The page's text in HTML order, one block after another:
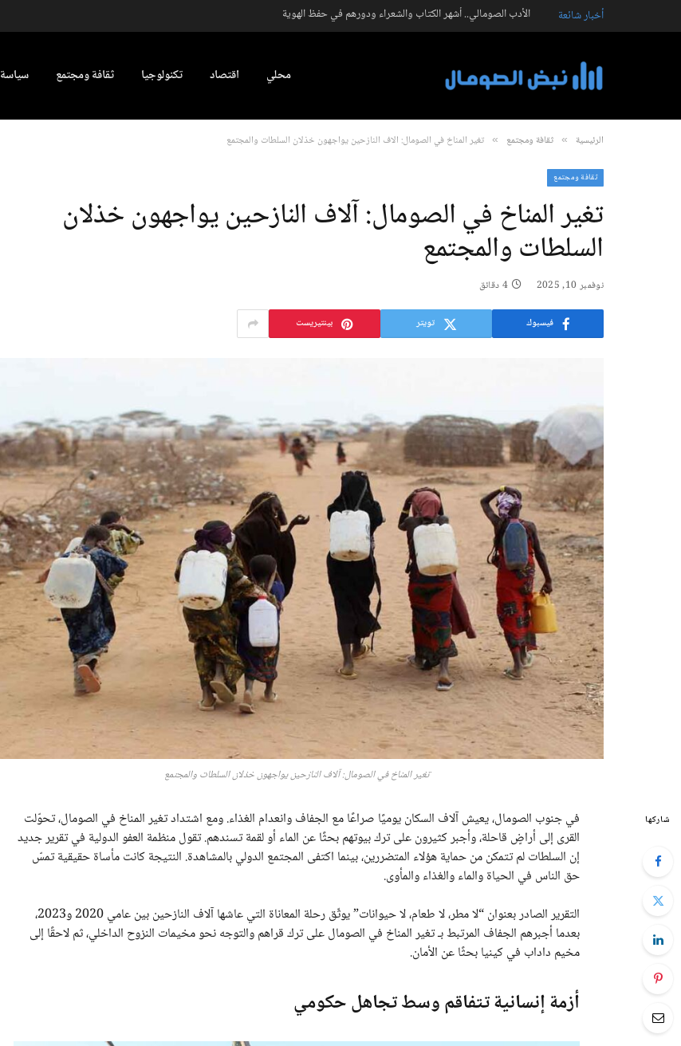
أخبار شائعة الأدب الصومالي.. أشهر الكتاب والشعراء ودورهم في حفظ الهوية
محلي اقتصاد تكنولوجيا ثقافة ومجتمع سياسة
الرئيسية » ثقافة ومجتمع » تغير المناخ في الصومال: آلاف النازحين يواجهون خذلان السلطات والمجتمع
ثقافة ومجتمع
تغير المناخ في الصومال: آلاف النازحين يواجهون خذلان
السلطات والمجتمع
نوفمبر 10, 2025 4 دقائق
فيسبوك تويتر بينتيريست
تغير المناخ في الصومال: آلاف النازحين يواجهون خذلان السلطات والمجتمع
شاركها
في جنوب الصومال، يعيش آلاف السكان يوميًا صراعًا مع الجفاف وانعدام الغذاء. ومع اشتداد تغير المناخ في الصومال، تحوّلت
القرى إلى أراضٍ قاحلة، وأجبر كثيرون على ترك بيوتهم بحثًا عن الماء أو لقمة تسندهم. تقول منظمة العفو الدولية في تقرير جديد
إن السلطات لم تتمكن من حماية هؤلاء المتضررين، بينما اكتفى المجتمع الدولي بالمشاهدة. النتيجة كانت مأساة حقيقية تمسّ
حق الناس في الحياة والماء والغذاء والمأوى.
التقرير الصادر بعنوان “لا مطر، لا طعام، لا حيوانات” يوثّق رحلة المعاناة التي عاشها آلاف النازحين بين عامي 2020 و2023،
بعدما أجبرهم الجفاف المرتبط بـ تغير المناخ في الصومال على ترك قراهم والتوجه نحو مخيمات النزوح الداخلي، ثم لاحقًا إلى
مخيم داداب في كينيا بحثًا عن الأمان.
أزمة إنسانية تتفاقم وسط تجاهل حكومي